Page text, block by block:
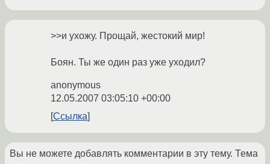
>>и ухожу. Прощай, жестокий мир!
Боян. Ты же один раз уже уходил?
anonymous
12.05.2007 03:05:10 +00:00
Ссылка
Вы не можете добавлять комментарии в эту тему. Тема